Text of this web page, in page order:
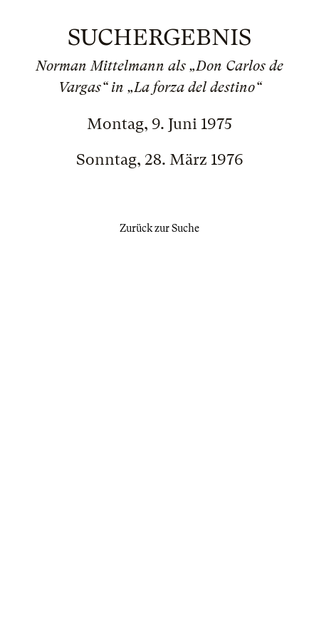
SUCHERGEBNIS
Norman Mittelmann als „Don Carlos de
Vargas“ in „La forza del destino“
Montag, 9. Juni 1975
Sonntag, 28. März 1976
Zurück zur Suche